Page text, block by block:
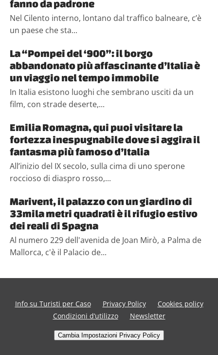
fanno da padrone
Nel Cilento interno, lontano dal traffico balneare, c’è
un paese che sta...
La “Pompei del ‘900”: il borgo
abbandonato più affascinante d’Italia è
un viaggio nel tempo immobile
In Italia esistono luoghi che sembrano usciti da un
film, con strade deserte,...
Emilia Romagna, qui puoi visitare la
fortezza inespugnabile dove si aggira il
fantasma più famoso d’Italia
All’inizio del IX secolo, sulla cima di uno sperone
roccioso di diaspro rosso,...
Marivent, il palazzo con un giardino di
33mila metri quadrati è il rifugio estivo
dei reali di Spagna
Al numero 229 dell'avenida de Joan Mirò, a Palma de
Mallorca, c'è il Palacio de...
Info su Turisti per Caso Privacy Policy
Cookies policy
Condizioni d’utilizzo
Newsletter
Cambia Impostazioni Privacy Policy